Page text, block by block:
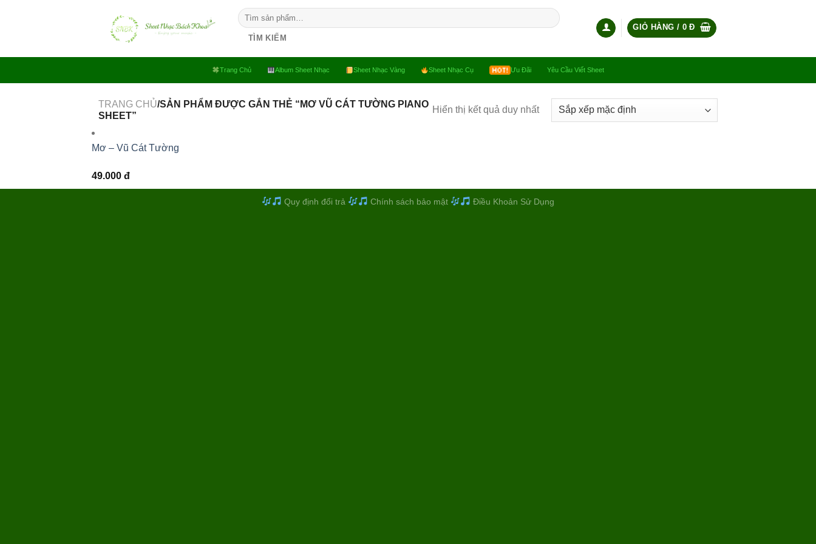
Tìm
kiếm:
TÌM KIẾM
GIỎ HÀNG / 0Đ
Trang Chủ Album Sheet Nhạc Sheet Nhạc Vàng Sheet Nhạc Cụ Ưu Đãi Yêu Cầu Viết Sheet
TRANG CHỦ/SẢN PHẨM ĐƯỢC GẮN THẺ “MƠ VŨ CÁT TƯỜNG PIANO
SHEET”
Hiển thị kết quả duy nhất
Mơ – Vũ Cát Tường
49.000 đ
Quy định đổi trả Chính sách bảo mật Điều Khoản Sử Dụng